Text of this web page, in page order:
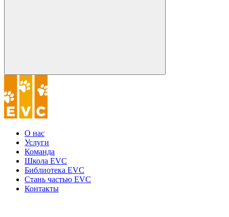
О нас
Услуги
Команда
Школа EVC
Библиотека EVC
Стань частью EVC
Контакты